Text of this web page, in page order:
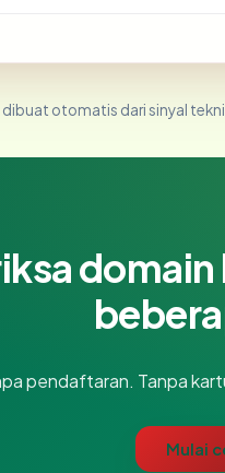
dibuat otomatis dari sinyal
pendaftaran. Tanpa
Mulai